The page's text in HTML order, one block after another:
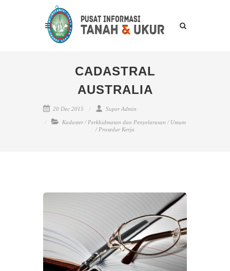
CADASTRAL
AUSTRALIA
20 Dec 2015 Super Admin
Kadaster/ Perkhidmatan dan Penyelarasan / Umum
/ Prosedur Kerja